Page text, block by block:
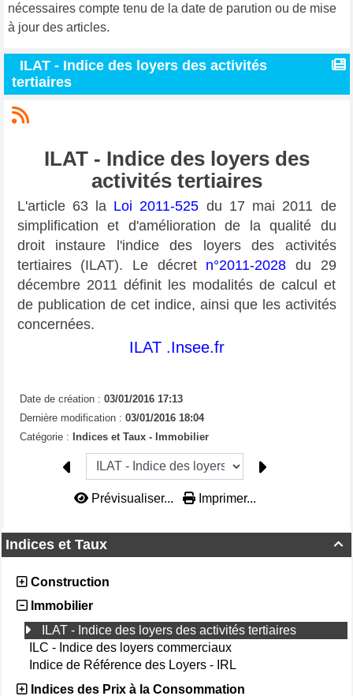

Indices et Taux
Construction
Immobilier
ILAT - Indice des loyers des activités tertiaires
ILC - Indice des loyers commerciaux
Indice de Référence des Loyers - IRL
Indices des Prix à la Consommation
nécessaires compte tenu de la date de parution ou de mise
à jour des articles.
ILAT - Indice des loyers des activités
tertiaires
ILAT - Indice des loyers des
activités tertiaires
L'article 63 la Loi 2011-525 du 17 mai 2011 de
simplification et d'amélioration de la qualité du
droit instaure l'indice des loyers des activités
tertiaires (ILAT). Le décret n°2011-2028 du 29
décembre 2011 définit les modalités de calcul et
de publication de cet indice, ainsi que les activités
concernées.
ILAT .Insee.fr
Date de création : 03/01/2016 17:13
Dernière modification : 03/01/2016 18:04
Catégorie :
Indices et Taux - Immobilier
Prévisualiser... Imprimer...